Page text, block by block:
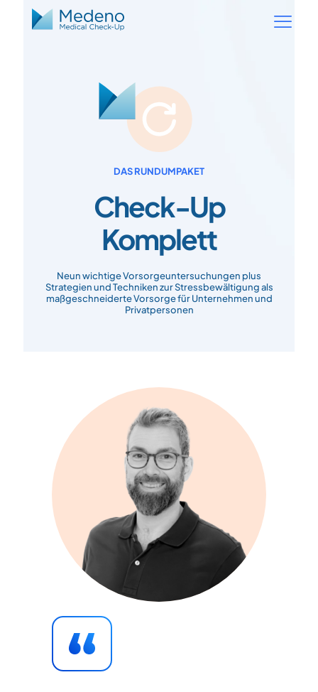
DAS RUNDUMPAKET
Check-Up
Komplett
Neun wichtige Vorsorgeuntersuchungen plus
Strategien und Techniken zur Stressbewältigung als
maßgeschneiderte Vorsorge für Unternehmen und
Privatpersonen